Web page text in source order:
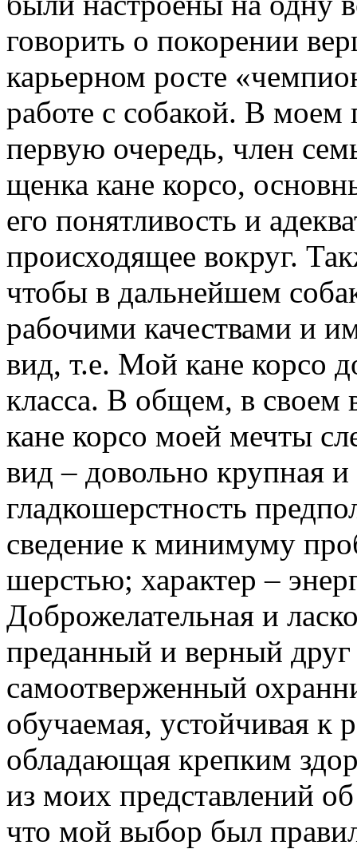
говорить о покорении
карьерном росте
работе с собакой. В моем
первую очередь, член
щенка кане корсо,
его понятливость и
происходящее вокруг.
чтобы в дальнейшем
рабочими качествами и
вид, т.е. Мой кане корсо
класса. В общем, в своем
кане корсо моей мечты
вид – довольно крупная и
гладкошерстность
сведение к минимуму
шерстью; характер –
Доброжелательная и
преданный и верный
самоотверженный
обучаемая, устойчивая к
обладающая крепким
из моих представлений
что мой выбор был